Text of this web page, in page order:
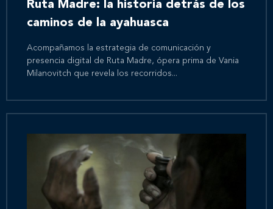
Ruta Madre: la historia detrás de los
caminos de la ayahuasca
Acompañamos la estrategia de comunicación y
presencia digital de Ruta Madre, ópera prima de Vania
Milanovitch que revela los recorridos...